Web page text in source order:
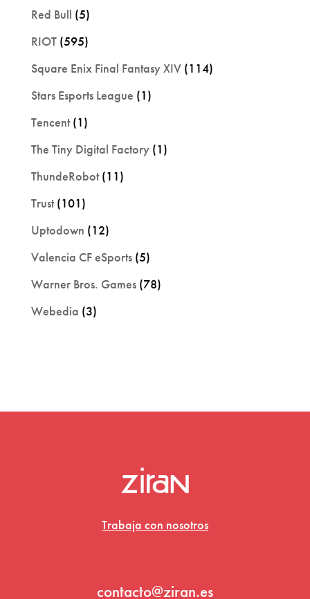
Red Bull (5)
RIOT(595)
Square Enix Final Fantasy XIV(114)
Stars Esports League (1)
Tencent(1)
The Tiny Digital Factory(1)
ThundeRobot(11)
Trust(101)
Uptodown (12)
Valencia CF eSports(5)
Warner Bros. Games(78)
Webedia (3)
Trabaja con nosotros
contacto@ziran.es